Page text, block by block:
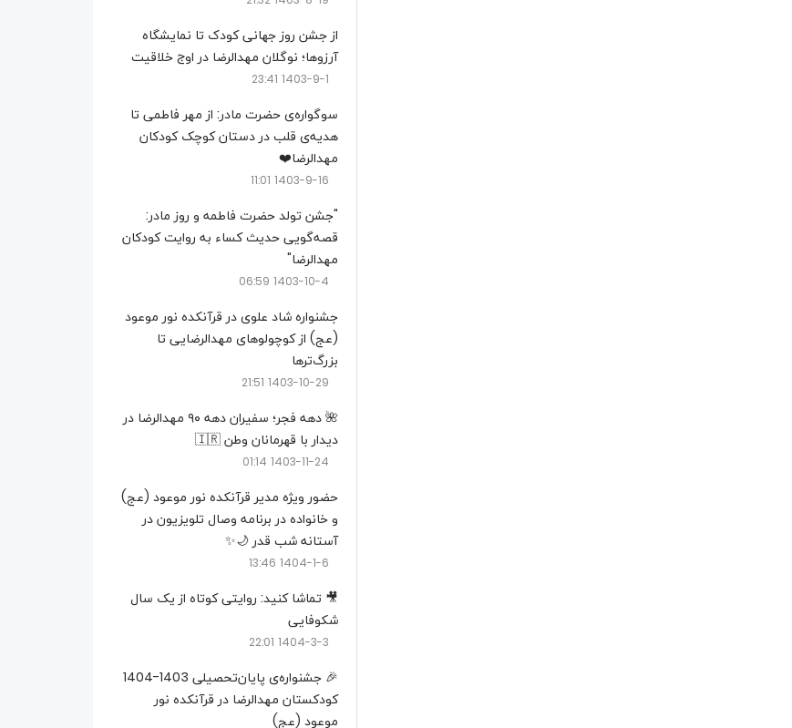
از جشن روز جهانی کودک تا نمایشگاه
آرزوها؛ نوگلان مهدالرضا در اوج خلاقیت
1403-9-1 23:41
سوگواره‌ی حضرت مادر: از مهر فاطمی تا
هدیه‌ی قلب در دستان کوچک کودکان
مهدالرضا❤️
1403-9-16 11:01
"جشن تولد حضرت فاطمه و روز مادر:
قصه‌گویی حدیث کساء به روایت کودکان
مهدالرضا"
1403-10-4 06:59
جشنواره شاد علوی در قرآنکده نور موعود
(عج) از کوچولو‌های مهدالرضایی تا
بزرگ‌تر‌ها
1403-10-29 21:51
🌺 دهه فجر؛ سفیران دهه ۹۰ مهدالرضا در
دیدار با قهرمانان وطن 🇮🇷
1403-11-24 01:14
حضور ویژه مدیر قرآنکده نور موعود (عج)
و خانواده در برنامه وصال تلویزیون در
آستانه شب قدر 🌙✨
1404-1-6 13:46
🎥 تماشا کنید: روایتی کوتاه از یک سال
شکوفایی
1404-3-3 22:01
🎉 جشنواره‌ی پایان‌تحصیلی 1403-1404
کودکستان مهدالرضا در قرآنکده نور
موعود (عج)